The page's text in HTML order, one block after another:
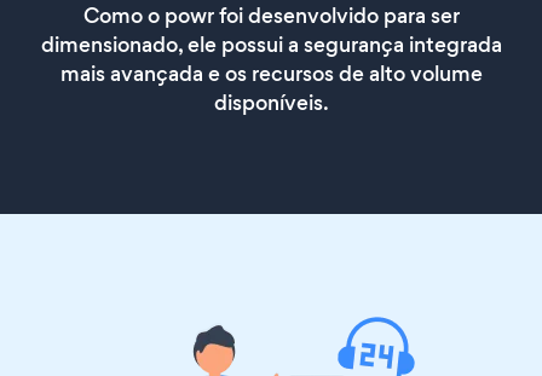
Como o powr foi desenvolvido para ser
dimensionado, ele possui a segurança integrada
mais avançada e os recursos de alto volume
disponíveis.